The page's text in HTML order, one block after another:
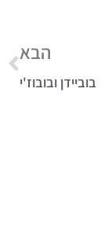
הבא
בוביידן ובובוז'י